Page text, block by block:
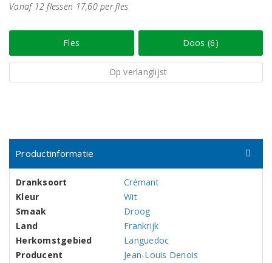
Vanaf 12 flessen 17,60 per fles
Fles Doos (6)
Op verlanglijst
Productinformatie
Dranksoort
Crémant
Kleur
Wit
Smaak
Droog
Land
Frankrijk
Herkomstgebied
Languedoc
Producent
Jean-Louis Denois